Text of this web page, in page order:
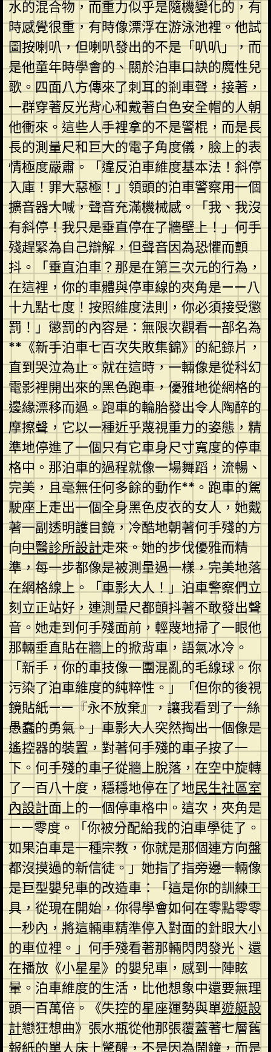
水的混合物，而重力似乎是隨機變化的，有
時感覺很重，有時像漂浮在游泳池裡。他試
圖按喇叭，但喇叭發出的不是「叭叭」，而
是他童年時學會的、關於泊車口訣的魔性兒
歌。四面八方傳來了刺耳的剎車聲，接著，
一群穿著反光背心和戴著白色安全帽的人朝
他衝來。這些人手裡拿的不是警棍，而是長
長的測量尺和巨大的電子角度儀，臉上的表
情極度嚴肅。「違反泊車維度基本法！斜停
入庫！罪大惡極！」領頭的泊車警察用一個
擴音器大喊，聲音充滿機械感。「我、我沒
有斜停！我只是垂直停在了牆壁上！」何手
殘趕緊為自己辯解，但聲音因為恐懼而顫
抖。「垂直泊車？那是在第三次元的行為，
在這裡，你的車體與停車線的夾角是——八
十九點七度！按照維度法則，你必須接受懲
罰！」懲罰的內容是：無限次觀看一部名為
**《新手泊車七百次失敗集錦》的紀錄片，
直到哭泣為止。就在這時，一輛像是從科幻
電影裡開出來的黑色跑車，優雅地從網格的
邊緣漂移而過。跑車的輪胎發出令人陶醉的
摩擦聲，它以一種近乎蔑視重力的姿態，精
準地停進了一個只有它車身尺寸寬度的停車
格中。那泊車的過程就像一場舞蹈，流暢、
完美，且毫無任何多餘的動作**。跑車的駕
駛座上走出一個全身黑色皮衣的女人，她戴
著一副透明護目鏡，冷酷地朝著何手殘的方
向中醫診所設計走來。她的步伐優雅而精
準，每一步都像是被測量過一樣，完美地落
在網格線上。「車影大人！」泊車警察們立
刻立正站好，連測量尺都顫抖著不敢發出聲
音。她走到何手殘面前，輕蔑地掃了一眼他
那輛垂直貼在牆上的掀背車，語氣冰冷。
「新手，你的車技像一團混亂的毛線球。你
污染了泊車維度的純粹性。」「但你的後視
鏡貼紙——『永不放棄』，讓我看到了一絲
愚蠢的勇氣。」車影大人突然掏出一個像是
遙控器的裝置，對著何手殘的車子按了一
下。何手殘的車子從牆上脫落，在空中旋轉
了一百八十度，穩穩地停在了地民生社區室
內設計面上的一個停車格中。這次，夾角是
——零度。「你被分配給我的泊車學徒了。
如果泊車是一種宗教，你就是那個連方向盤
都沒摸過的新信徒。」她指了指旁邊一輛像
是巨型嬰兒車的改造車：「這是你的訓練工
具，從現在開始，你得學會如何在零點零零
一秒內，將這輛車精準停入對面的針眼大小
的車位裡。」何手殘看著那輛閃閃發光、還
在播放《小星星》的嬰兒車，感到一陣眩
暈。泊車維度的生活，比他想象中還要無理
頭一百萬倍。《失控的星座運勢與單遊艇設
計戀狂想曲》張水瓶從他那張覆蓋著七層舊
報紙的單人床上驚醒，不是因為鬧鐘，而是